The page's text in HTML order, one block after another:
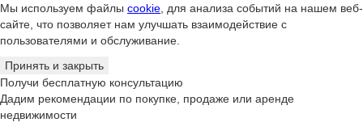
Мы используем файлы cookie, для анализа событий на нашем веб-
сайте, что позволяет нам улучшать взаимодействие с
пользователями и обслуживание.
Принять и закрыть
Получи бесплатную консультацию
Дадим рекомендации по покупке, продаже или аренде
недвижимости